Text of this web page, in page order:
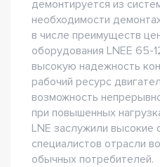
демонтируется из
необходимости
в числе преимуществ
оборудования LNEE 65-
высокую надежность
рабочий ресурс
возможность
при повышенных
LNE заслужили высокие
специалистов отрасли
обычных потребителей.